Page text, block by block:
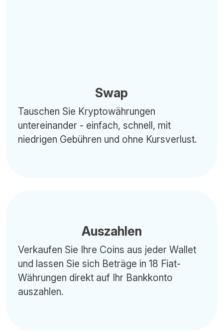
Swap
Tauschen Sie Kryptowährungen
untereinander - einfach, schnell, mit
niedrigen Gebühren und ohne Kursverlust.
Auszahlen
Verkaufen Sie Ihre Coins aus jeder Wallet
und lassen Sie sich Beträge in 18 Fiat-
Währungen direkt auf Ihr Bankkonto
auszahlen.